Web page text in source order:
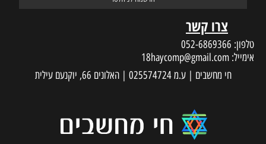
צרו קשר
טלפון: 052-6869366
אימייל: 18haycomp@gmail.com
חי מחשבים | ע.מ 025574724 | האלונים 66, יוקנעם עילית